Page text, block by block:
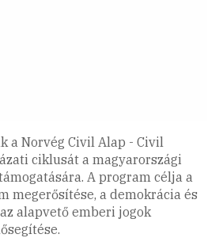
a Norvég Civil Alap - Civil
ciklusát a magyarországi
A program célja a
megerősítése, a demokrácia és
alapvető emberi jogok